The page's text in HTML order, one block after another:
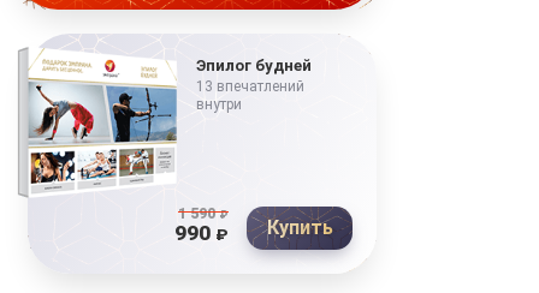
Эпилог будней
13 впечатлений
внутри
1 590₽
990 ₽ Купить